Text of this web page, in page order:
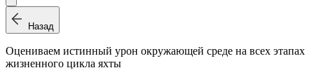
Назад
Оцениваем истинный урон окружающей среде на всех этапах
жизненного цикла яхты